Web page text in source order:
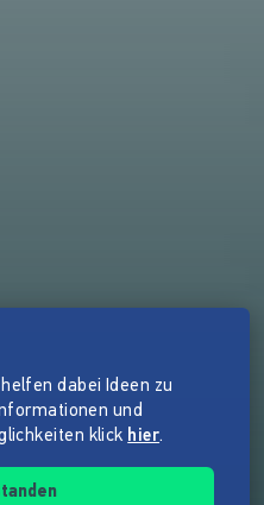
dabei Ideen zu
und
klick hier.